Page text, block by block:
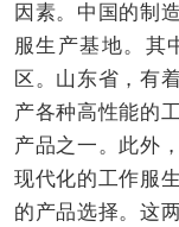
因素。中国的制
服生产基地。其
区。山东省，有
产各种高性能的
产品之一。此外
现代化的工作服
的产品选择。这